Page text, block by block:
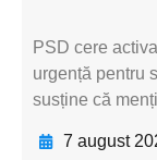
PSD cere
urgență pentru
susține că
7 august